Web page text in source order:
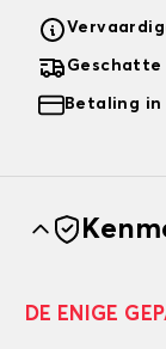
Betaling in
DE ENIGE